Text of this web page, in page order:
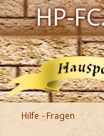
HP-
Harry
Der HP-
Hilfe - Fragen